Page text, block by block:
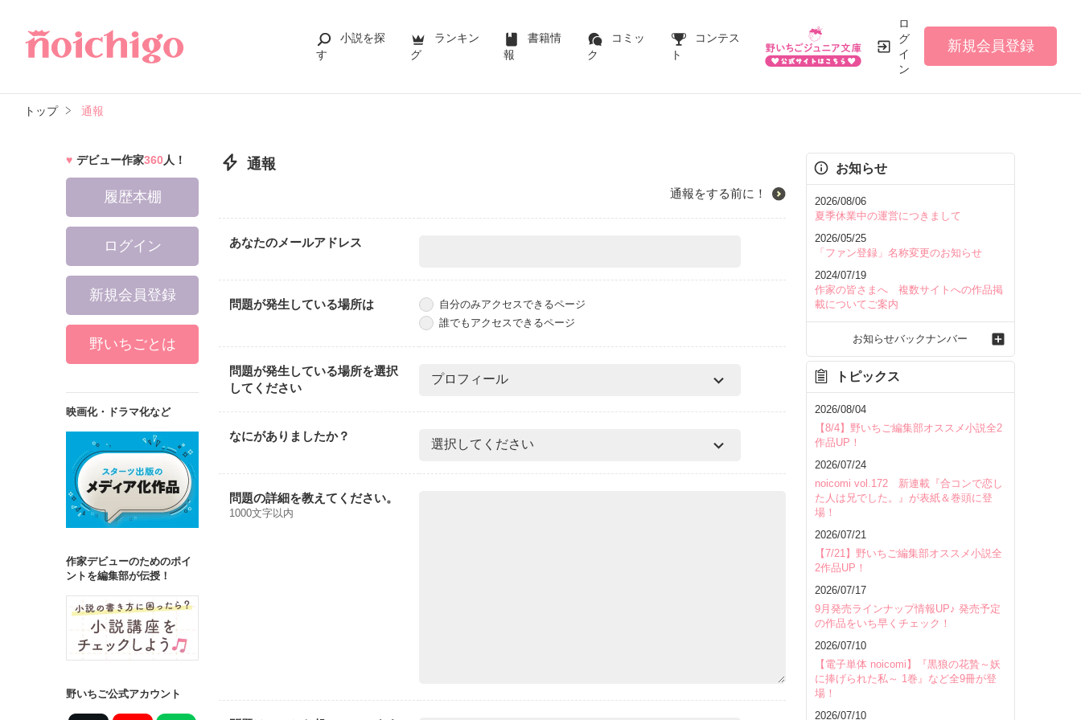
小説を探
す
ランキン
グ
書籍情
報
コミッ
ク
コンテス
ト
ロ
グ
イ
ン
新規会員登録
トップ 通報
通報
通報をする前に！
あなたのメールアドレス
問題が発生している場所は
自分のみアクセスできるページ
誰でもアクセスできるページ
問題が発生している場所を選択
してください
なにがありましたか？
問題の詳細を教えてください。
1000文字以内
デビュー作家360人！
履歴本棚
ログイン
新規会員登録
野いちごとは
映画化・ドラマ化など
作家デビューのためのポイ
ントを編集部が伝授！
野いちご公式アカウント
お知らせ
2026/08/06
夏季休業中の運営につきまして
2026/05/25
「ファン登録」名称変更のお知らせ
2024/07/19
作家の皆さまへ 複数サイトへの作品掲
載についてご案内
お知らせバックナンバー
トピックス
2026/08/04
【8/4】野いちご編集部オススメ小説全2
作品UP！
2026/07/24
noicomi vol.172 新連載『合コンで恋し
た人は兄でした。』が表紙＆巻頭に登
場！
2026/07/21
【7/21】野いちご編集部オススメ小説全
2作品UP！
2026/07/17
9月発売ラインナップ情報UP♪ 発売予定
の作品をいち早くチェック！
2026/07/10
【電子単体 noicomi】『黒狼の花贄～妖
に捧げられた私～ 1巻』など全9冊が登
場！
2026/07/10